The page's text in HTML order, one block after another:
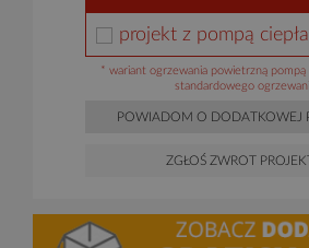
projekt z pompą
* wariant ogrzewania powietrzną pompą
standardowego
POWIADOM O DODATKOWEJ
ZGŁOŚ ZWROT